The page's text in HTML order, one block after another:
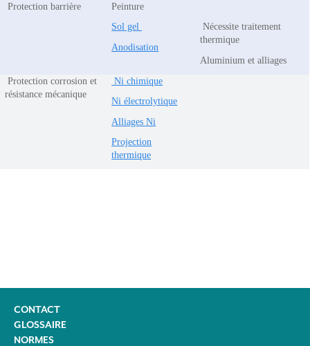
Protection barrière
Peinture
Sol gel
Anodisation
Nécessite traitement
thermique
Aluminium et alliages
Protection corrosion et
résistance mécanique
Ni chimique
Ni électrolytique
Alliages Ni
Projection
thermique
CONTACT
GLOSSAIRE
NORMES